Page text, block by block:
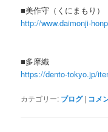
■美作守（くにまもり）
http://www.daimonji-
■多摩織
https://dento-tokyo.jp/
カテゴリー: ブログ | コメ